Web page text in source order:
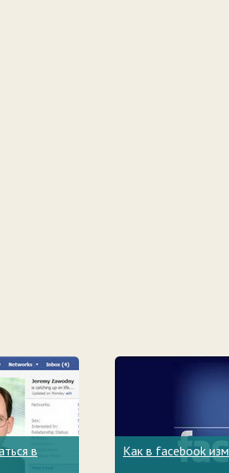
в
Как в facebook